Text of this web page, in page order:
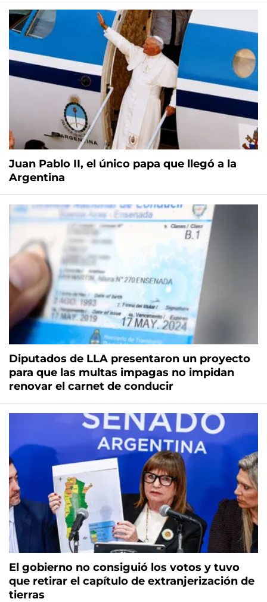
Juan Pablo II, el único papa que llegó a la
Argentina
Diputados de LLA presentaron un proyecto
para que las multas impagas no impidan
renovar el carnet de conducir
El gobierno no consiguió los votos y tuvo
que retirar el capítulo de extranjerización de
tierras